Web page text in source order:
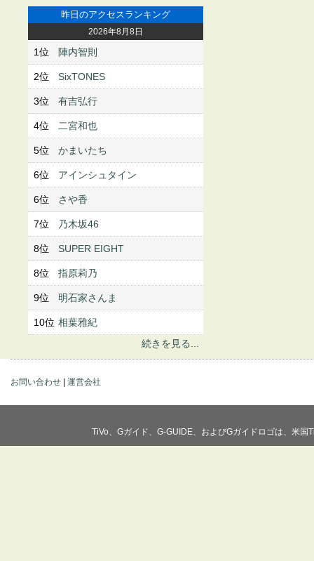
昨日のアクセスランキング
2026年8月8日
1位 陣内智則
2位 SixTONES
3位 有吉弘行
4位 二宮和也
5位 かまいたち
6位 アインシュタイン
6位 さや香
7位 乃木坂46
8位 SUPER EIGHT
8位 指原莉乃
9位 明石家さんま
10位 相葉雅紀
続きを見る...
お問い合わせ 運営会社
TiVo、Gガイド、G-GUIDE、およびGガイドロゴは、米